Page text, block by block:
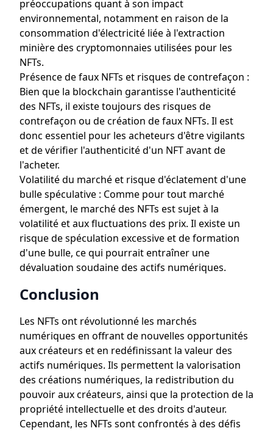
préoccupations quant à son impact
environnemental, notamment en raison de la
consommation d'électricité liée à l'extraction
minière des cryptomonnaies utilisées pour les
NFTs.
Présence de faux NFTs et risques de contrefaçon :
Bien que la blockchain garantisse l'authenticité
des NFTs, il existe toujours des risques de
contrefaçon ou de création de faux NFTs. Il est
donc essentiel pour les acheteurs d'être vigilants
et de vérifier l'authenticité d'un NFT avant de
l'acheter.
Volatilité du marché et risque d'éclatement d'une
bulle spéculative : Comme pour tout marché
émergent, le marché des NFTs est sujet à la
volatilité et aux fluctuations des prix. Il existe un
risque de spéculation excessive et de formation
d'une bulle, ce qui pourrait entraîner une
dévaluation soudaine des actifs numériques.
Conclusion
Les NFTs ont révolutionné les marchés
numériques en offrant de nouvelles opportunités
aux créateurs et en redéfinissant la valeur des
actifs numériques. Ils permettent la valorisation
des créations numériques, la redistribution du
pouvoir aux créateurs, ainsi que la protection de la
propriété intellectuelle et des droits d'auteur.
Cependant, les NFTs sont confrontés à des défis